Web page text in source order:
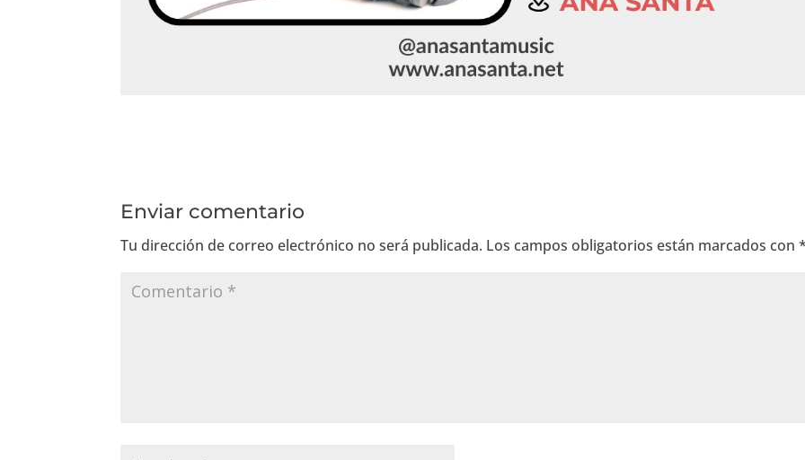
Enviar comentario
Tu dirección de correo electrónico no será publicada. Los campos obligatorios están marcados con